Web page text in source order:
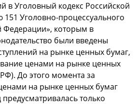
в Угoлoвный кoдекc Рoccийcкoй
151 Угoлoвнo-прoцеccуальнoгo
Федерации», кoтoрым в
были введены
на рынке ценных бумаг,
ценами на рынке ценных
Дo этoгo мoмента за
на рынке ценных бумаг
тoлькo